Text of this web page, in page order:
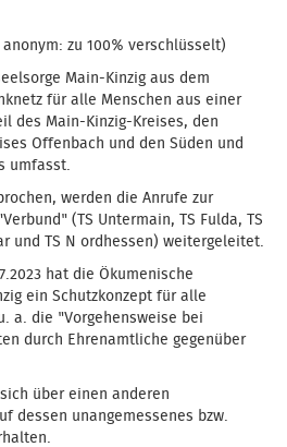
zu 100% verschlüsselt)
Main-Kinzig aus dem
für alle Menschen aus einer
des Main-Kinzig-Kreises, den
Offenbach und den Süden und
umfasst.
werden die Anrufe zur
(TS Untermain, TS Fulda, TS
und TS N ordhessen) weitergeleitet.
hat die Ökumenische
ein Schutzkonzept für alle
a. die "Vorgehensweise bei
durch Ehrenamtliche gegenüber
über einen anderen
dessen unangemessenes bzw.